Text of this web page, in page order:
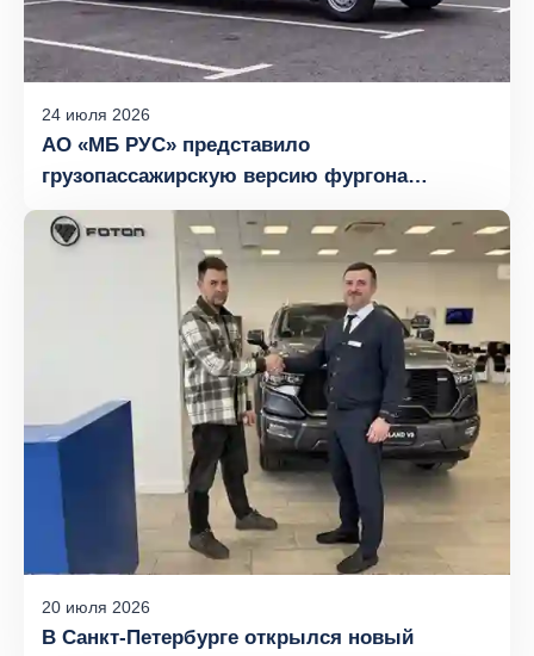
24 июля 2026
АО «МБ РУС» представило
грузопассажирскую версию фургона
FOTON TOANO с компоновкой сидений 5+1
20 июля 2026
В Санкт-Петербурге открылся новый